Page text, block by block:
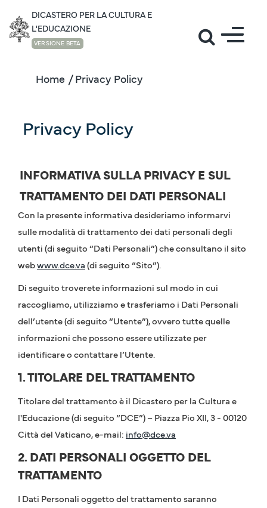
DICASTERO PER LA CULTURA E
L'EDUCAZIONE
VERSIONE BETA
Home / Privacy Policy
Privacy Policy
INFORMATIVA SULLA PRIVACY E SUL
TRATTAMENTO DEI DATI PERSONALI
Con la presente informativa desideriamo informarvi
sulle modalità di trattamento dei dati personali degli
utenti (di seguito “Dati Personali”) che consultano il sito
webwww.dce.va(di seguito “Sito”).
Di seguito troverete informazioni sul modo in cui
raccogliamo, utilizziamo e trasferiamo i Dati Personali
dell’utente (di seguito “Utente”), ovvero tutte quelle
informazioni che possono essere utilizzate per
identificare o contattare l’Utente.
1. TITOLARE DEL TRATTAMENTO
Titolare del trattamento è il Dicastero per la Cultura e
l'Educazione (di seguito “DCE”) – Piazza Pio XII, 3 - 00120
Città del Vaticano, e-mail: info@dce.va
2. DATI PERSONALI OGGETTO DEL
TRATTAMENTO
I Dati Personali oggetto del trattamento saranno